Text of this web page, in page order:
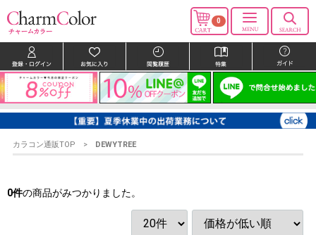
0
カラコン通販TOP DEWYTREE
0件の商品がみつかりました。